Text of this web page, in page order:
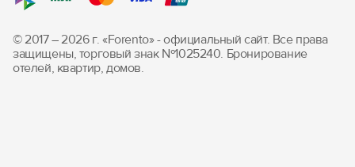
© 2017 – 2026 г. «Forento» - официальный сайт. Все права
защищены, торговый знак Nº1025240. Бронирование
отелей, квартир, домов.